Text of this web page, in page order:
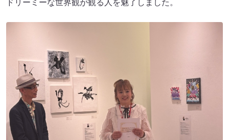
ドリーミーな世界観が観る人を魅了しました。